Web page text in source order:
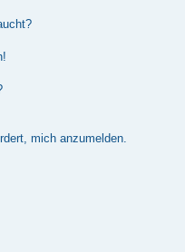
mich anzumelden.